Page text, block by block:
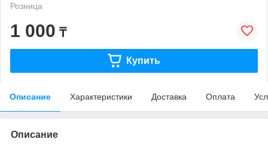
Розница
1 000 ₸
Купить
Описание Характеристики Доставка Оплата
Описание